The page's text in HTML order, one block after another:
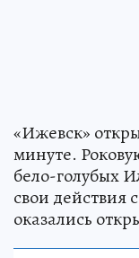
«Ижевск»
минуте.
бело-голубых
свои действия
оказались